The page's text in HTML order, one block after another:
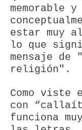
memorable y
estar muy
lo que
mensaje de
religión".
Como viste
con
funciona